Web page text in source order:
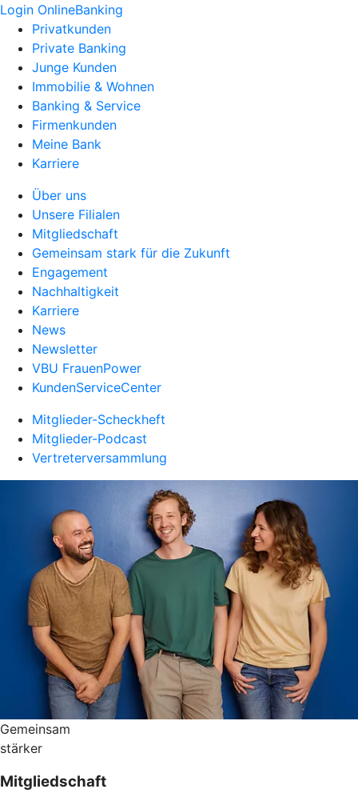
Login OnlineBanking
Privatkunden
Private Banking
Junge Kunden
Immobilie & Wohnen
Banking & Service
Firmenkunden
Meine Bank
Karriere
Über uns
Unsere Filialen
Mitgliedschaft
Gemeinsam stark für die Zukunft
Engagement
Nachhaltigkeit
Karriere
News
Newsletter
VBU FrauenPower
KundenServiceCenter
Mitglieder-Scheckheft
Mitglieder-Podcast
Vertreterversammlung
Gemeinsam
stärker
Mitgliedschaft